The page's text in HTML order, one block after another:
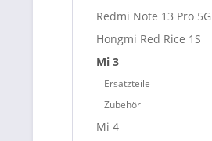
Redmi Note 13 Pro 5G
Hongmi Red Rice 1S
Mi 3
Ersatzteile
Zubehör
Mi 4